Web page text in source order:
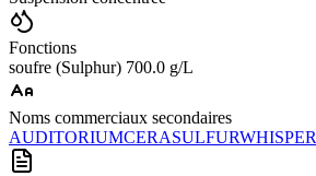
Fonctions
soufre (Sulphur) 700.0 g/L
Noms commerciaux secondaires
AUDITORIUMCERASULFURWHISPER